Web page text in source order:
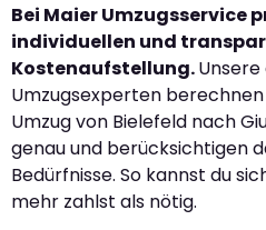
Bei Maier Umzugsservice
individuellen und
Kostenaufstellung.
Umzugsexperten
Umzug von Bielefeld nach
genau und berücksichtigen
Bedürfnisse. So kannst du
mehr zahlst als nötig.